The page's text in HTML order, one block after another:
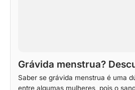
Grávida menstrua?
Saber se grávida menstrua é uma
entre algumas mulheres, pois o